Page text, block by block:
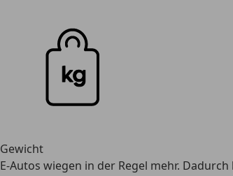
Gewicht
E-Autos wiegen in der Regel mehr.